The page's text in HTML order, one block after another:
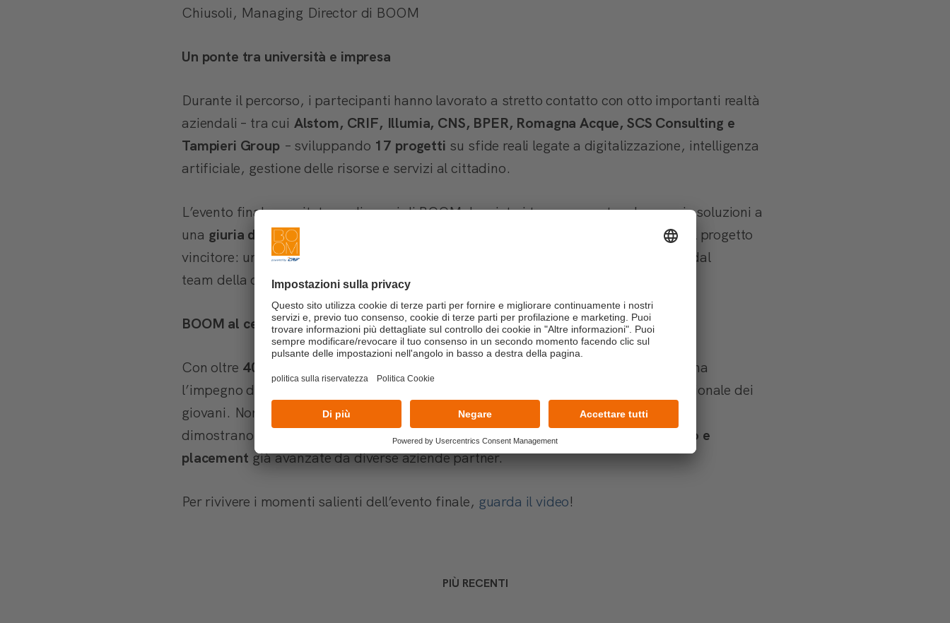
Chiusoli, Managing Director di BOOM
Un ponte tra università e impresa
Durante il percorso, i partecipanti hanno lavorato a stretto contatto con otto importanti realtà
aziendali – tra cui Alstom, CRIF, Illumia, CNS, BPER, Romagna Acque, SCS Consulting e
Tampieri Group– sviluppando 17 progetti su sfide reali legate a digitalizzazione, intelligenza
artificiale, gestione delle risorse e servizi al cittadino.
L’evento finale, ospitato negli spazi di BOOM, ha vistoi teampresentare le proprie soluzioni a
una giuria di esperti e rappresentanti aziendali
, culminando con la premiazione del progetto
vincitore: una soluzione AI per ottimizzare la gestione dei servizi sanitari proposta
dal
team della challenge lanciata daCNS
BOOM al centro dell’ecosistema formativo
Con oltre 400 studenti formati in tre anni
, IFAB 4 Next Generation Talents conferma
l’impegno di BOOM come
per l’orientamento e la crescita professionale dei
giovani. Non solo formazione, ma
connessioni reali con il mondo del lavoro
dimostrano i
avvenuti durante l’evento e le
proposte di tirocinio e
placement già avanzate da diverse aziende partner.
Per rivivere i momenti salienti dell’evento finale, guarda il video!
PIÙ RECENTI